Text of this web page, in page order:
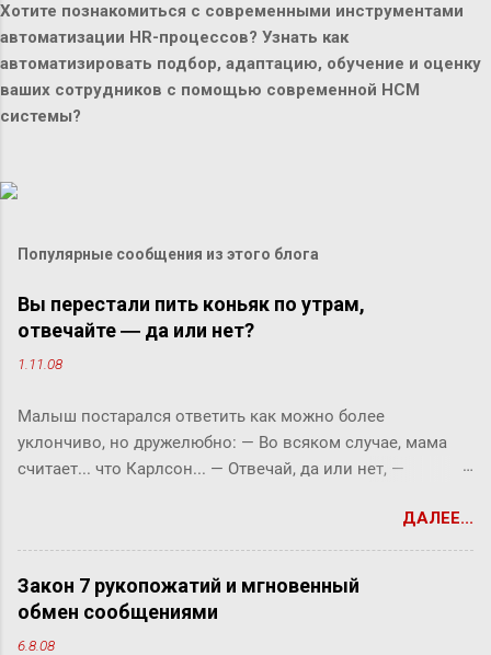
Хотите познакомиться с современными инструментами
автоматизации HR-процессов? Узнать как
автоматизировать подбор, адаптацию, обучение и оценку
ваших сотрудников с помощью современной HCM
системы?
Популярные сообщения из этого блога
Вы перестали пить коньяк по утрам,
отвечайте ― да или нет?
1.11.08
Малыш постарался ответить как можно более
уклончиво, но дружелюбно: ― Во всяком случае, мама
считает... что Карлсон... ― Отвечай, да или нет, ―
Карлсон должен у нас обедать? ― Во всяком случае, она
хотела... ― снова попытался уйти от прямого ответа
Малыш, но фрекен Бок прервала его жестким окриком: ―
Я сказала, отвечай ― да или нет! На простой вопрос
всегда можно ответить «да» или «нет», по-моему, это не
ДАЛЕЕ...
Закон 7 рукопожатий и мгновенный
обмен сообщениями
6.8.08